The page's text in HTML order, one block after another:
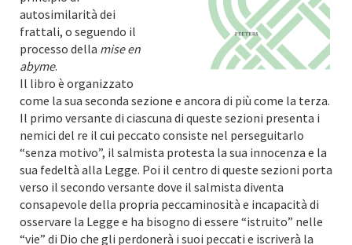
autosimilarità dei
frattali, o seguendo il
processo della mise en
abyme.
Il libro è organizzato
come la sua seconda sezione e ancora di più come la terza.
Il primo versante di ciascuna di queste sezioni presenta i
nemici del re il cui peccato consiste nel perseguitarlo
“senza motivo”, il salmista protesta la sua innocenza e la
sua fedeltà alla Legge. Poi il centro di queste sezioni porta
verso il secondo versante dove il salmista diventa
consapevole della propria peccaminosità e incapacità di
osservare la Legge e ha bisogno di essere “istruito” nelle
“vie” di Dio che gli perdonerà i suoi peccati e iscriverà la